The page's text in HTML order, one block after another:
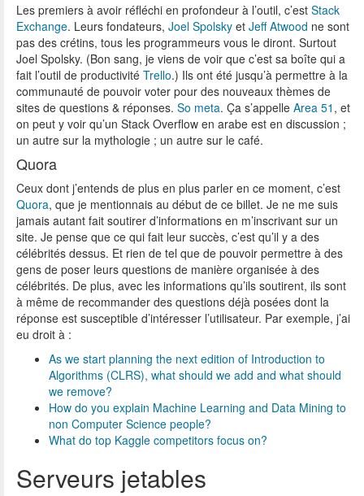
Les premiers à avoir réfléchi en profondeur à l’outil, c’est Stack
Exchange. Leurs fondateurs, Joel Spolsky et Jeff Atwood ne sont
pas des crétins, tous les programmeurs vous le diront. Surtout
Joel Spolsky. (Bon sang, je viens de voir que c’est sa boîte qui a
fait l’outil de productivité Trello.) Ils ont été jusqu’à permettre à la
communauté de pouvoir voter pour des nouveaux thèmes de
sites de questions & réponses. So meta. Ça s’appelle Area 51 , et
on peut y voir qu’un Stack Overflow en arabe est en discussion ;
un autre sur la mythologie ; un autre sur le café.
Quora
Ceux dont j’entends de plus en plus parler en ce moment, c’est
Quora, que je mentionnais au début de ce billet. Je ne me suis
jamais autant fait soutirer d’informations en m’inscrivant sur un
site. Je pense que ce qui fait leur succès, c’est qu’il y a des
célébrités dessus. Et rien de tel que de pouvoir permettre à des
gens de poser leurs questions de manière organisée à des
célébrités. De plus, avec les informations qu’ils soutirent, ils sont
à même de recommander des questions déjà posées dont la
réponse est susceptible d’intéresser l’utilisateur. Par exemple, j’ai
eu droit à :
As we start planning the next edition of Introduction to
Algorithms (CLRS), what should we add and what should
we remove?
How do you explain Machine Learning and Data Mining to
non Computer Science people?
What do top Kaggle competitors focus on?
Serveurs jetables